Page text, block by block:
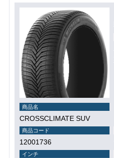
商品名
CROSSCLIMATE SUV
商品コード
12001736
インチ